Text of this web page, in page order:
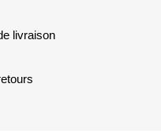
livraison